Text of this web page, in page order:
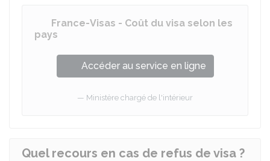
France-Visas - Coût du visa selon les
pays
Accéder au service en ligne
Ministère chargé de l'intérieur
Quel recours en cas de refus de visa ?